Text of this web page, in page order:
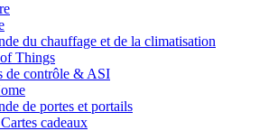
du chauffage et de la climatisation
Things
de contrôle & ASI
de portes et portails
cadeaux